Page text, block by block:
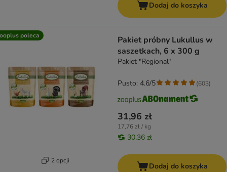
Dodaj do koszyka
poleca
2 opcji
Pakiet próbny Lukullus w
saszetkach, 6 x 300 g
Pakiet "Regional"
31,96 zł
17,76 zł / kg
30,36 zł
Pusto: 4.6/5 (603)
Dodaj do koszyka